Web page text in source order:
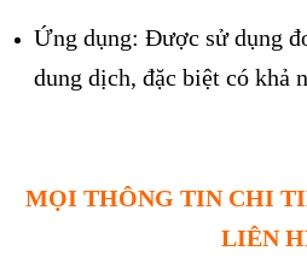
Ứng dụng: Được sử dụng
dung dịch, đặc biệt có khả
MỌI THÔNG TIN CHI
LIÊN